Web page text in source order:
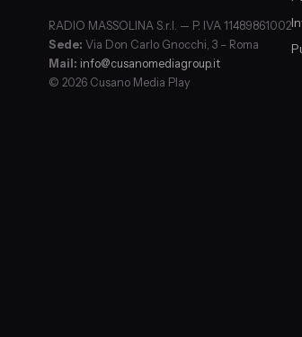
RADIO MASSOLINA S.r.l. — P. IVA 11489861002
Sede: Via Don Carlo Gnocchi, 3 – Roma
Mail: info@cusanomediagroup.it
© 2026 Cusano Media Play